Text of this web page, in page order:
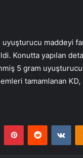
uyuşturucu maddeyi
Konutta yapılan
5 gram
tamamlanan
Tumblr PinterestReddit